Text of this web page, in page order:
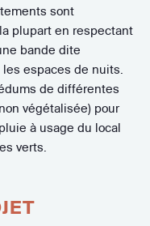
sont
plupart en respectant
bande dite
espaces de nuits.
de différentes
végétalisée) pour
à usage du local
verts.